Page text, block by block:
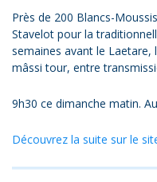
Près de 200 Blancs-
Stavelot pour la
semaines avant le Laetare,
mâssi tour, entre
9h30 ce dimanche matin.
Découvrez la suite sur le